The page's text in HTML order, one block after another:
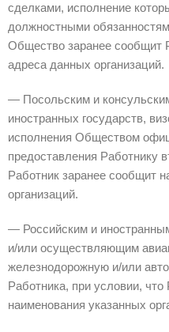
сделками, исполнение
должностными
Общество заранее сообщит
адреса данных организаций.
— Посольским и
иностранных государств,
исполнения Обществом
предоставления Работнику
Работник заранее сообщит
организаций.
— Российским и
и/или осуществляющим
железнодорожную и/или
Работника, при условии,
наименования указанных